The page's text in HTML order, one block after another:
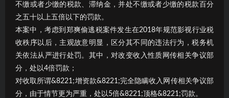
不缴或者少缴的税款、滞纳金，并处不缴或者少缴的税款百分
之五十以上五倍以下的罚款。
本案中，考虑到郑爽偷逃税案件发生在2018年规范影视行业税
收秩序以后，主观故意明显，区分其不同的违法行为，税务机
关依法从严进行处罚。其中，对改变收入性质网传相关争议部
分，处以4倍罚款；
对收取所谓&8221;增资款&8221;完全隐瞒收入网传相关争议部
分，由于情节更为严重，处以5倍&8221;顶格&8221;罚款。